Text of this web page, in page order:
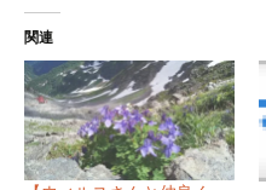
関連